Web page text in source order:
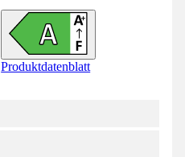
Produktdatenblatt